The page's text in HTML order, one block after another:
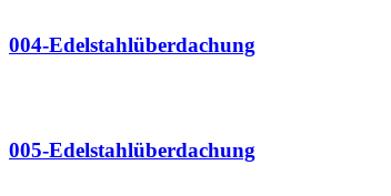
004-Edelstahlüberdachung
005-Edelstahlüberdachung